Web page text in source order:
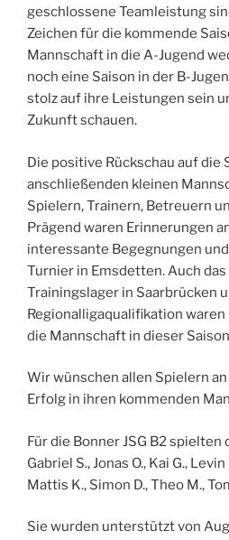
geschlossene Teamleistung
Zeichen für die kommende
Mannschaft in die A-Jugend
noch eine Saison in der B-
stolz auf ihre Leistungen sein
Zukunft schauen.
Die positive Rückschau auf die
anschließenden kleinen
Spielern, Trainern, Betreuern
Prägend waren Erinnerungen
interessante Begegnungen
Turnier in Emsdetten. Auch
Trainingslager in Saarbrücken
Regionalligaqualifikation
die Mannschaft in dieser
Wir wünschen allen Spielern
Erfolg in ihren kommenden
Für die Bonner JSG B2 spielten
Gabriel S., Jonas O., Kai G.,
Mattis K., Simon D., Theo M.,
Sie wurden unterstützt von